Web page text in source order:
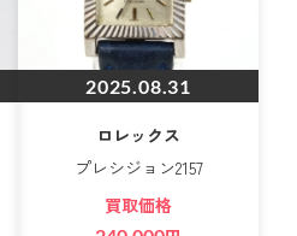
2025.08.31
ロレックス
プレシジョン2157
買取価格